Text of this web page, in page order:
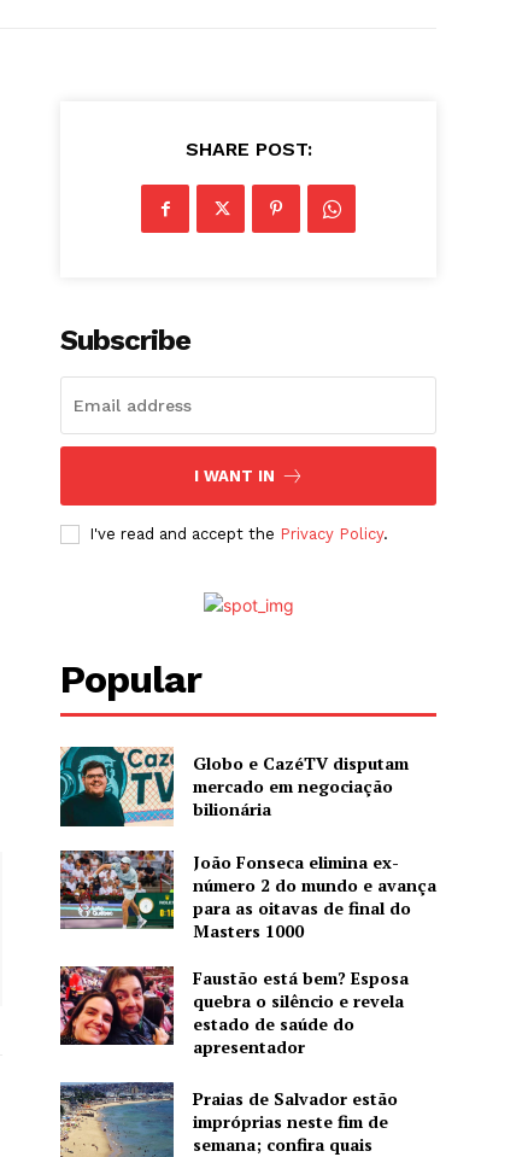
SHARE POST:
Subscribe
I WANT IN
I've read and accept the Privacy Policy.
Popular
Globo e CazéTV disputam
mercado em negociação
bilionária
João Fonseca elimina ex-
número 2 do mundo e avança
para as oitavas de final do
Masters 1000
Faustão está bem? Esposa
quebra o silêncio e revela
estado de saúde do
apresentador
Praias de Salvador estão
impróprias neste fim de
semana; confira quais